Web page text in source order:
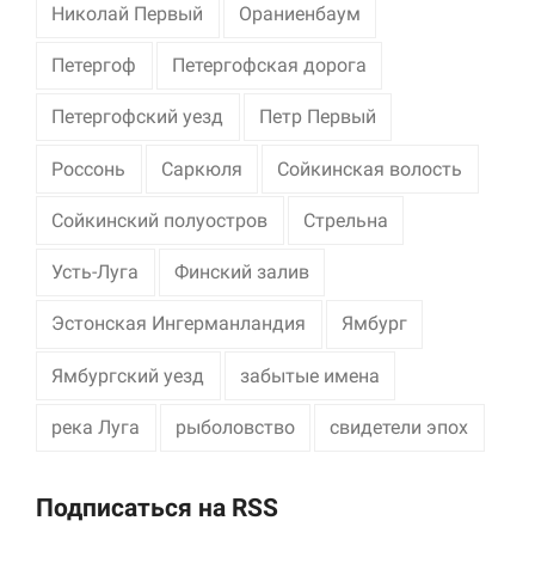
Николай Первый Ораниенбаум
Петергоф Петергофская дорога
Петергофский уезд Петр Первый
Россонь Саркюля Сойкинская волость
Сойкинский полуостров Стрельна
Усть-Луга Финский залив
Эстонская Ингерманландия Ямбург
Ямбургский уезд забытые имена
река Луга рыболовство свидетели эпох
Подписаться на RSS